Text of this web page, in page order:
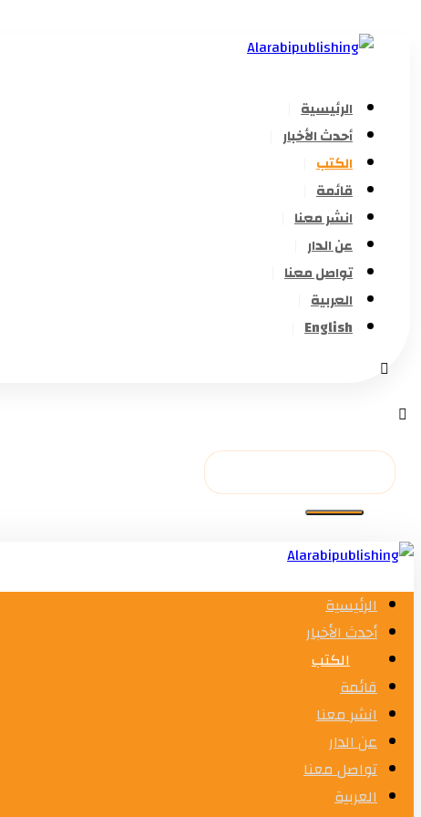
الرئيسية
أحدث الأخبار
الكتب
قائمة
انشر معنا
عن الدار
تواصل معنا
العربية
English
الرئيسية
أحدث الأخبار
الكتب
قائمة
انشر معنا
عن الدار
تواصل معنا
العربية